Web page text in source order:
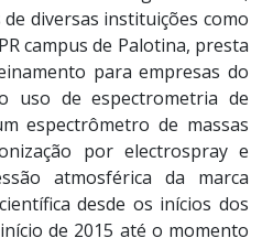
diversas instituições como
campus de Palotina, presta
para empresas do
uso de espectrometria de
espectrômetro de massas
por electrospray e
atmosférica da marca
desde os inícios dos
de 2015 até o momento